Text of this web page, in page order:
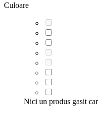
Culoare
Nici un produs gasit